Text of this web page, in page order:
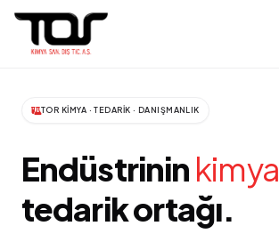
TOR KIMYA · TEDARIK · DANIŞMANLIK
Endüstrinin kimya
tedarik ortağı.